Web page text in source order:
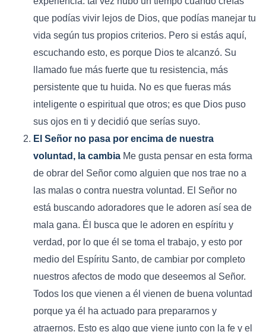
que podías vivir lejos de Dios, que podías manejar tu
vida según tus propios criterios. Pero si estás aquí,
escuchando esto, es porque Dios te alcanzó. Su
llamado fue más fuerte que tu resistencia, más
persistente que tu huida. No es que fueras más
inteligente o espiritual que otros; es que Dios puso
sus ojos en ti y decidió que serías suyo.
El Señor no pasa por encima de nuestra
voluntad, la cambia Me gusta pensar en esta forma
de obrar del Señor como alguien que nos trae no a
las malas o contra nuestra voluntad. El Señor no
está buscando adoradores que le adoren así sea de
mala gana. Él busca que le adoren en espíritu y
verdad, por lo que él se toma el trabajo, y esto por
medio del Espíritu Santo, de cambiar por completo
nuestros afectos de modo que deseemos al Señor.
Todos los que vienen a él vienen de buena voluntad
porque ya él ha actuado para prepararnos y
atraernos. Esto es algo que viene junto con la fe y el